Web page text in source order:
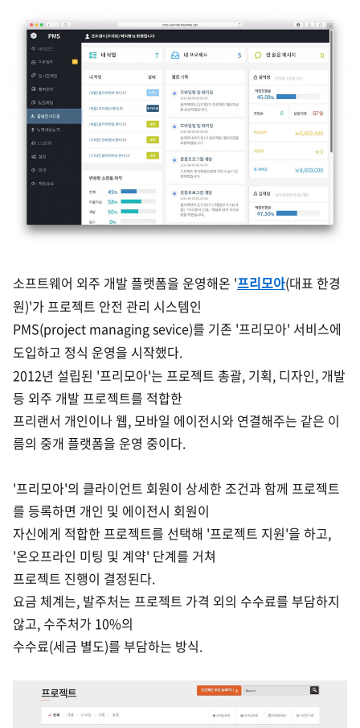
소프트웨어 외주 개발 플랫폼을 운영해온 '프리모아(대표 한경
원)'가 프로젝트 안전 관리 시스템인
PMS(project managing sevice)를 기존 '프리모아' 서비스에
도입하고 정식 운영을 시작했다.
2012년 설립된 '프리모아'는 프로젝트 총괄, 기획, 디자인, 개발
등 외주 개발 프로젝트를 적합한
프리랜서 개인이나웹, 모바일 에이전시와 연결해주는 같은 이
름의 중개 플랫폼을 운영 중이다.
'프리모아'의 클라이언트 회원이 상세한 조건과 함께 프로젝트
를 등록하면 개인 및 에이전시 회원이
자신에게 적합한 프로젝트를 선택해 '프로젝트 지원'을 하고,
'온오프라인 미팅 및 계약' 단계를 거쳐
프로젝트 진행이 결정된다.
요금 체계는, 발주처는 프로젝트 가격 외의 수수료를 부담하지
않고, 수주처가 10%의
수수료(세금 별도)를 부담하는 방식.